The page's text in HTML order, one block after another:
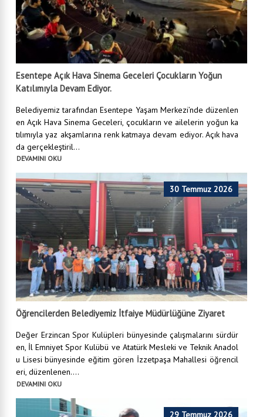
Esentepe Açık Hava Sinema Geceleri Çocukların Yoğun
Katılımıyla Devam Ediyor.
Belediyemiz tarafından Esentepe Yaşam Merkezi’nde düzenlen
en Açık Hava Sinema Geceleri, çocukların ve ailelerin yoğun ka
tılımıyla yaz akşamlarına renk katmaya devam ediyor. Açık hava
da gerçekleştiril...
DEVAMINI OKU
30 Temmuz 2026
Öğrencilerden Belediyemiz İtfaiye Müdürlüğüne Ziyaret
Değer Erzincan Spor Kulüpleri bünyesinde çalışmalarını sürdür
en, İl Emniyet Spor Kulübü ve Atatürk Mesleki ve Teknik Anadol
u Lisesi bünyesinde eğitim gören İzzetpaşa Mahallesi öğrencil
eri, düzenlenen....
DEVAMINI OKU
29 Temmuz 2026